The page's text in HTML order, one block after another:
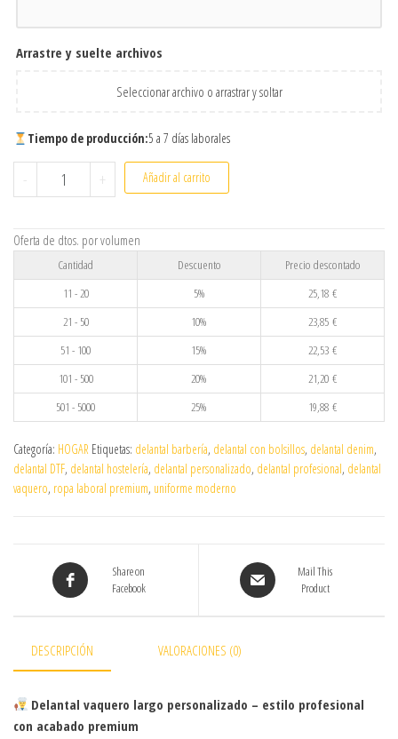
Arrastre y suelte archivos
Seleccionar archivo o arrastrar y soltar
Tiempo de producción:5 a 7 días laborales
- Delantal vaquero largo personalizado | Delantal denim
+ Añadir al carrito
Oferta de dtos. por volumen
Cantidad Descuento
Precio descontado
11 - 20
5% 25,18 €
21 - 50
10% 23,85 €
51 - 100
15% 22,53 €
101 - 500
20% 21,20 €
501 - 5000
25% 19,88 €
Categoría: HOGAR Etiquetas: delantal barbería, delantal con bolsillos, delantal denim,
delantal DTF, delantal hostelería, delantal personalizado, delantal profesional, delantal
vaquero, ropa laboral premium, uniforme moderno
Share on
Facebook
Mail This
Product
DESCRIPCIÓN VALORACIONES (0)
Delantal vaquero largo personalizado – estilo profesional
con acabado premium